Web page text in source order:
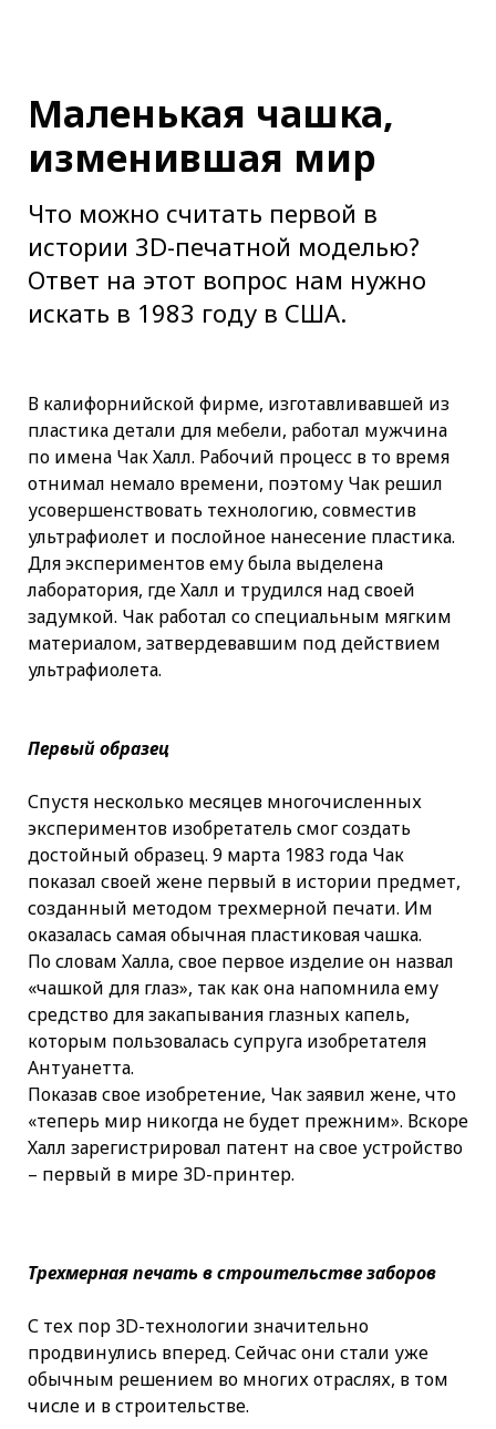
Маленькая чашка,
изменившая мир
Что можно считать первой в
истории 3D-печатной моделью?
Ответ на этот вопрос нам нужно
искать в 1983 году в США.
В калифорнийской фирме, изготавливавшей из
пластика детали для мебели, работал мужчина
по имена Чак Халл. Рабочий процесс в то время
отнимал немало времени, поэтому Чак решил
усовершенствовать технологию, совместив
ультрафиолет и послойное нанесение пластика.
Для экспериментов ему была выделена
лаборатория, где Халл и трудился над своей
задумкой. Чак работал со специальным мягким
материалом, затвердевавшим под действием
ультрафиолета.
Первый образец
Спустя несколько месяцев многочисленных
экспериментов изобретатель смог создать
достойный образец. 9 марта 1983 года Чак
показал своей жене первый в истории предмет,
созданный методом трехмерной печати. Им
оказалась самая обычная пластиковая чашка.
По словам Халла, свое первое изделие он назвал
«чашкой для глаз», так как она напомнила ему
средство для закапывания глазных капель,
которым пользовалась супруга изобретателя
Антуанетта.
Показав свое изобретение, Чак заявил жене, что
«теперь мир никогда не будет прежним». Вскоре
Халл зарегистрировал патент на свое устройство
– первый в мире 3D-принтер.
Трехмерная печать в строительстве заборов
С тех пор 3D-технологии значительно
продвинулись вперед. Сейчас они стали уже
обычным решением во многих отраслях, в том
числе и в строительстве.